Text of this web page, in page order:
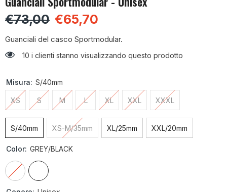
€73,00 €65,70
Guanciali del casco Sportmodular.
10 i clienti stanno visualizzando questo prodotto
Misura: S/40mm
XS S M L XL XXL XXXL
S/40mm XS-M/35mm XL/25mm XXL/20mm
Color: GREY/BLACK